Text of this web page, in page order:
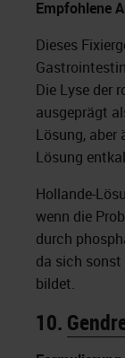
Empfohlene
Dieses
Die Lyse der
ausgeprägt
Lösung, aber
Lösung
Hollande-
wenn die
durch
da sich
bildet.
10.